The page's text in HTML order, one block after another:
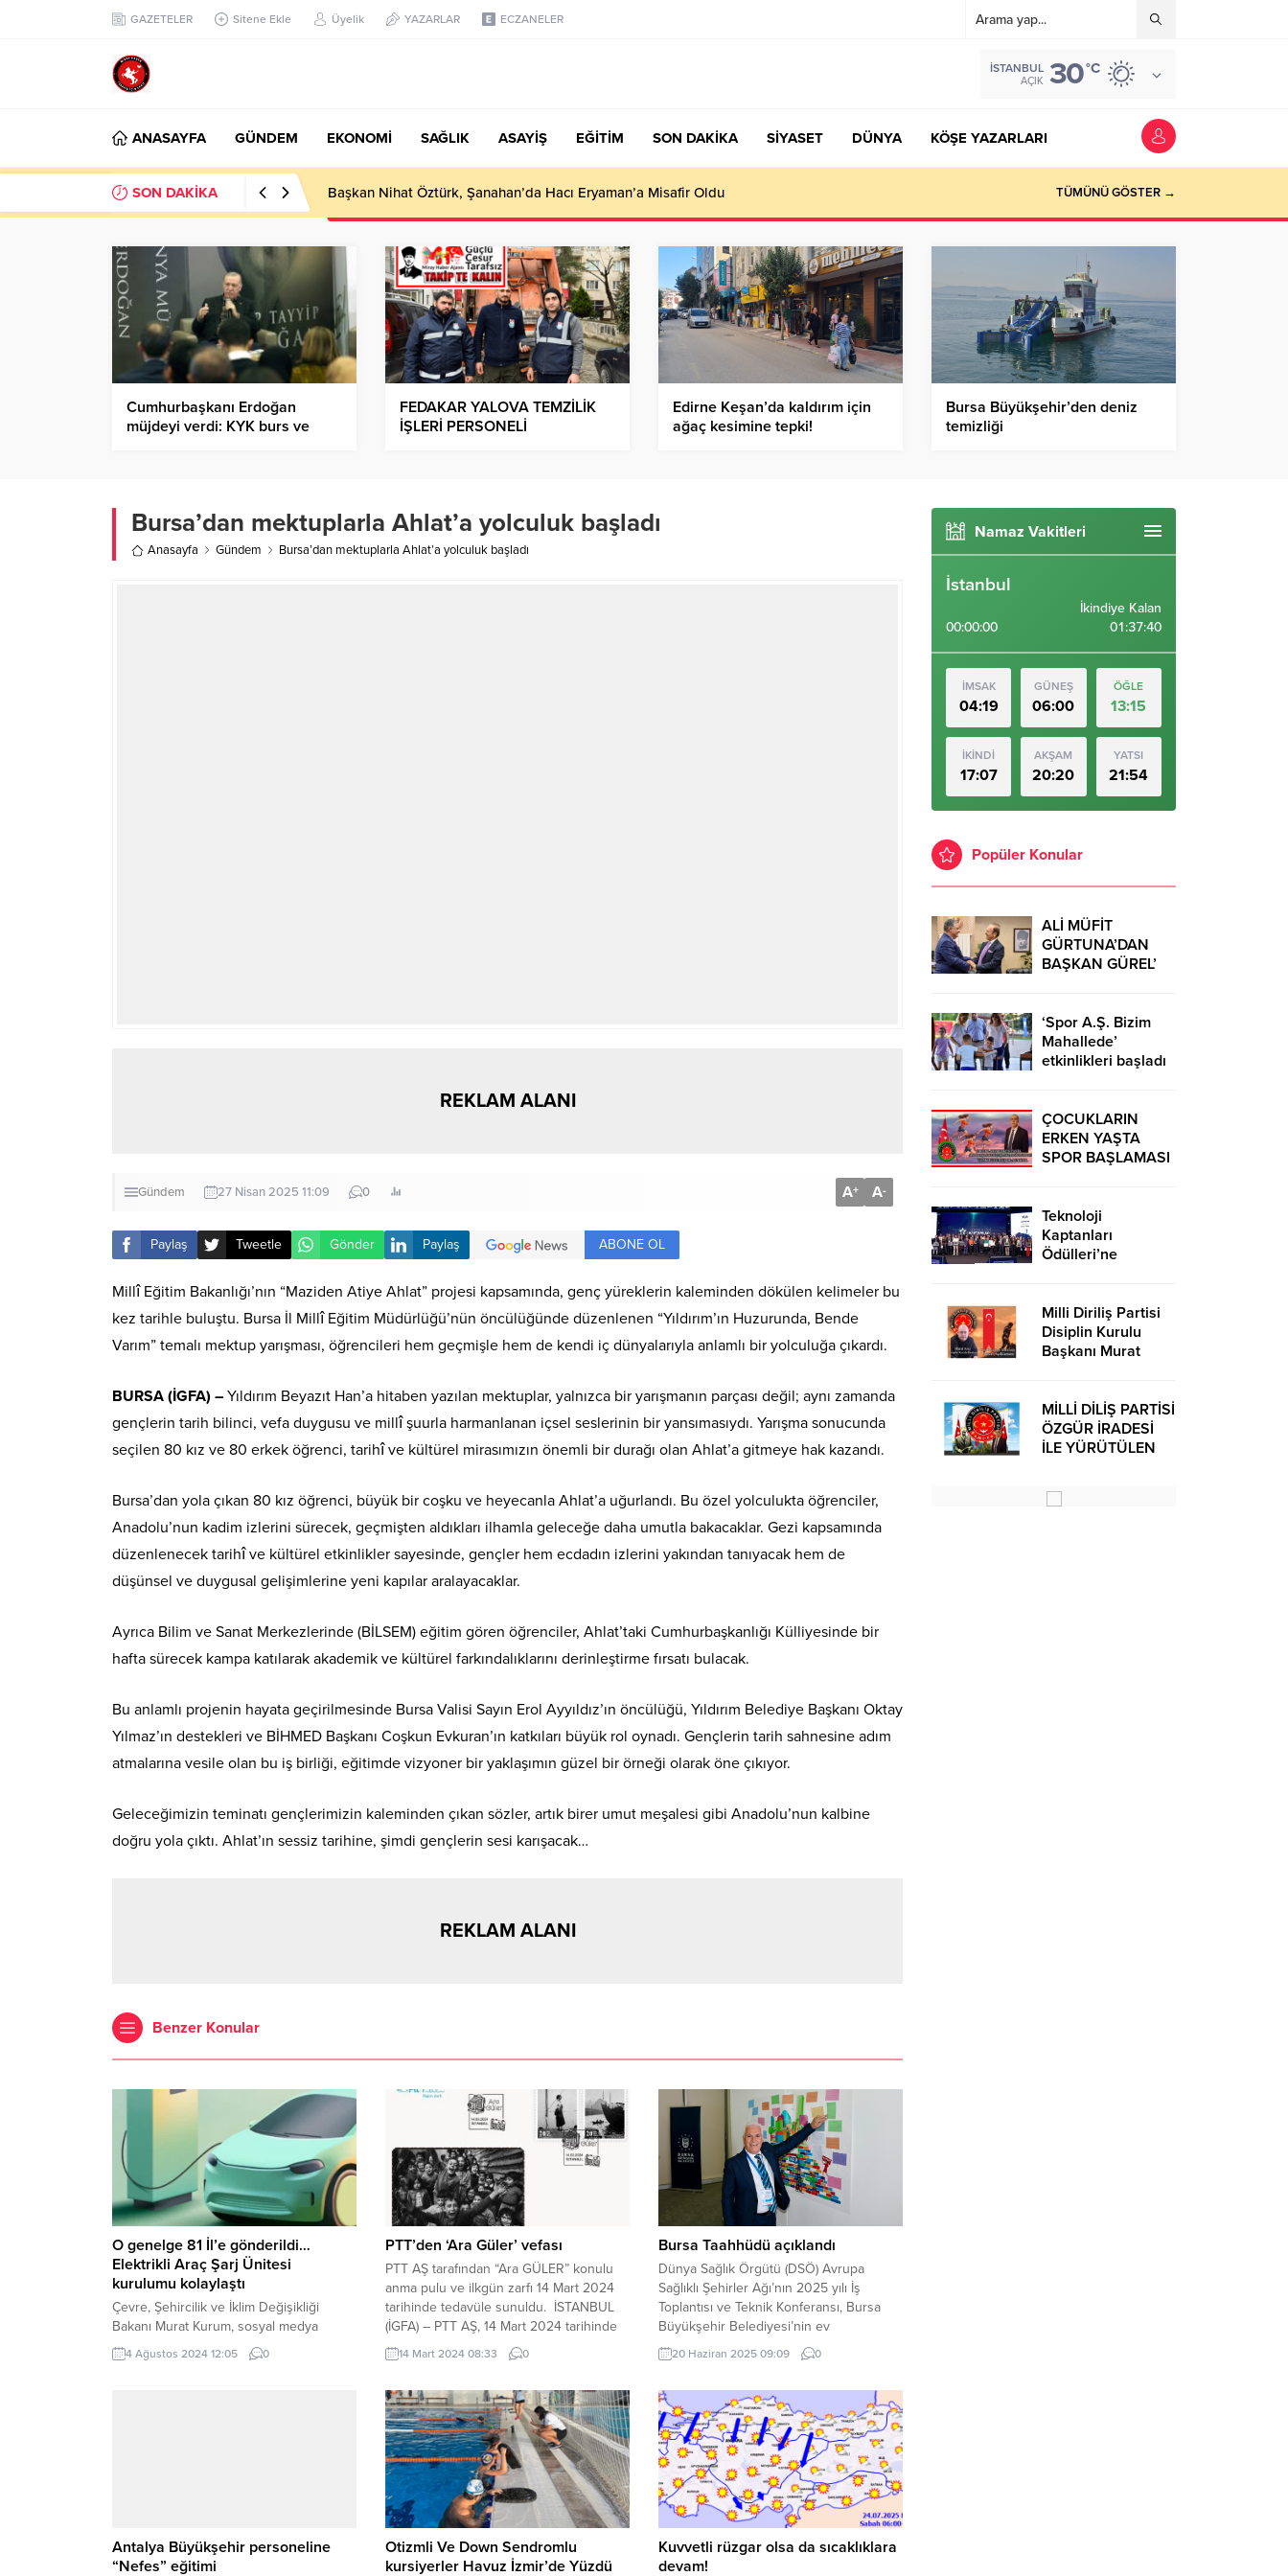
GAZETELER Sitene Ekle Üyelik YAZARLAR ECZANELER
İSTANBUL
AÇIK 30°C
ANASAYFA GÜNDEM EKONOMİ SAĞLIK ASAYİŞ EĞİTİM SON DAKİKA SİYASET DÜNYA KÖŞE YAZARLARI
SON DAKİKA Başkan Nihat Öztürk, Şanahan’da Hacı Eryaman’a Misafir Oldu TÜMÜNÜ GÖSTER →
Cumhurbaşkanı Erdoğan
müjdeyi verdi: KYK burs ve
FEDAKAR YALOVA TEMZİLİK
İŞLERİ PERSONELİ
Edirne Keşan’da kaldırım için
ağaç kesimine tepki!
Bursa Büyükşehir’den deniz
temizliği
Bursa’dan mektuplarla Ahlat’a yolculuk başladı
Anasayfa Gündem Bursa’dan mektuplarla Ahlat’a yolculuk başladı
REKLAM ALANI
Gündem 27 Nisan 2025 11:09 0 A+ A-
Paylaş Tweetle Gönder Paylaş ABONE OL
Millî Eğitim Bakanlığı’nın “Maziden Atiye Ahlat” projesi kapsamında, genç yüreklerin kaleminden dökülen kelimeler bu
kez tarihle buluştu. Bursa İl Millî Eğitim Müdürlüğü’nün öncülüğünde düzenlenen “Yıldırım’ın Huzurunda, Bende
Varım” temalı mektup yarışması, öğrencileri hem geçmişle hem de kendi iç dünyalarıyla anlamlı bir yolculuğa çıkardı.
BURSA (İGFA) – Yıldırım Beyazıt Han’a hitaben yazılan mektuplar, yalnızca bir yarışmanın parçası değil; aynı zamanda
gençlerin tarih bilinci, vefa duygusu ve millî şuurla harmanlanan içsel seslerinin bir yansımasıydı. Yarışma sonucunda
seçilen 80 kız ve 80 erkek öğrenci, tarihî ve kültürel mirasımızın önemli bir durağı olan Ahlat’a gitmeye hak kazandı.
Bursa’dan yola çıkan 80 kız öğrenci, büyük bir coşku ve heyecanla Ahlat’a uğurlandı. Bu özel yolculukta öğrenciler,
Anadolu’nun kadim izlerini sürecek, geçmişten aldıkları ilhamla geleceğe daha umutla bakacaklar. Gezi kapsamında
düzenlenecek tarihî ve kültürel etkinlikler sayesinde, gençler hem ecdadın izlerini yakından tanıyacak hem de
düşünsel ve duygusal gelişimlerine yeni kapılar aralayacaklar.
Ayrıca Bilim ve Sanat Merkezlerinde (BİLSEM) eğitim gören öğrenciler, Ahlat’taki Cumhurbaşkanlığı Külliyesinde bir
hafta sürecek kampa katılarak akademik ve kültürel farkındalıklarını derinleştirme fırsatı bulacak.
Bu anlamlı projenin hayata geçirilmesinde Bursa Valisi Sayın Erol Ayyıldız’ın öncülüğü, Yıldırım Belediye Başkanı Oktay
Yılmaz’ın destekleri ve BİHMED Başkanı Coşkun Evkuran’ın katkıları büyük rol oynadı. Gençlerin tarih sahnesine adım
atmalarına vesile olan bu iş birliği, eğitimde vizyoner bir yaklaşımın güzel bir örneği olarak öne çıkıyor.
Geleceğimizin teminatı gençlerimizin kaleminden çıkan sözler, artık birer umut meşalesi gibi Anadolu’nun kalbine
doğru yola çıktı. Ahlat’ın sessiz tarihine, şimdi gençlerin sesi karışacak…
REKLAM ALANI
Benzer Konular
O genelge 81 İl’e gönderildi…
Elektrikli Araç Şarj Ünitesi
kurulumu kolaylaştı
Çevre, Şehircilik ve İklim Değişikliği
Bakanı Murat Kurum, sosyal medya
hesabından yaptığı paylaşımda, Çevre,
Şehircilik ve İklim Değişikliği Bakanlığınca
4 Ağustos 2024 12:05 0
PTT’den ‘Ara Güler’ vefası
PTT AŞ tarafından “Ara GÜLER” konulu
anma pulu ve ilkgün zarfı 14 Mart 2024
tarihinde tedavüle sunuldu. İSTANBUL
(İGFA) – PTT AŞ, 14 Mart 2024 tarihinde
“Ara GÜLER” konulu 2×20 TL (36×52
mm boyutunda) bedelli anma pulu ile söz
zarfını ve ayrıca içerisinde 2×20...
14 Mart 2024 08:33 0
Bursa Taahhüdü açıklandı
Dünya Sağlık Örgütü (DSÖ) Avrupa
Sağlıklı Şehirler Ağı’nın 2025 yılı İş
Toplantısı ve Teknik Konferansı, Bursa
Büyükşehir Belediyesi’nin ev
sahipliğinde gerçekleştirildi. Kentlerin
ortak değer ve hedeflerini yansıtan
duyuruldu. BURSA (İGFA) – Bursa’nın ev
sahipliği yaptığı Avrupa Sağlıklı Şehirler
Ağı 2025 yılı İş Toplantısı ve Teknik
Konferansı buluşmasının...
20 Haziran 2025 09:09 0
Antalya Büyükşehir personeline
“Nefes” eğitimi
Otizmli Ve Down Sendromlu
kursiyerler Havuz İzmir’de Yüzdü
Kuvvetli rüzgar olsa da sıcaklıklara
devam!
Namaz Vakitleri
İstanbul
00:00:00
İkindiye Kalan
01:37:40
İMSAK
04:19
GÜNEŞ
06:00
ÖĞLE
13:15
İKİNDİ
17:07
AKŞAM
20:20
YATSI
21:54
Popüler Konular
ALİ MÜFİT
GÜRTUNA’DAN
BAŞKAN GÜREL’
‘Spor A.Ş. Bizim
Mahallede’
etkinlikleri başladı
ÇOCUKLARIN
ERKEN YAŞTA
SPOR BAŞLAMASI
UZAK TUTUMUŞ
OLACAKTIR
Teknoloji
Kaptanları
Ödülleri’ne
Milli Diriliş Partisi
Disiplin Kurulu
Başkanı Murat
Basın Açıklaması
MİLLİ DİLİŞ PARTİSİ
ÖZGÜR İRADESİ
İLE YÜRÜTÜLEN
OLUŞUMUDUR